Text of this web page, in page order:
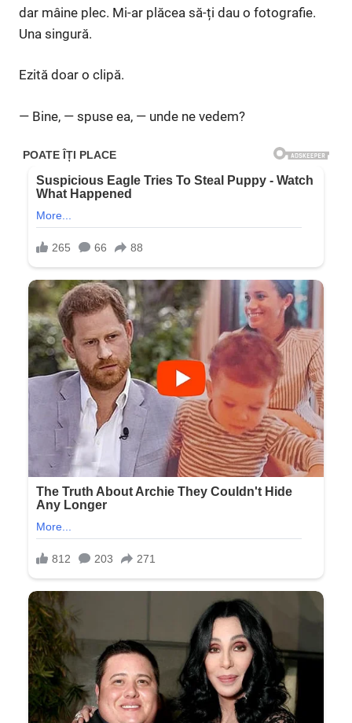
dar mâine plec. Mi-ar plăcea să-ți dau o fotografie.
Una singură.
Ezită doar o clipă.
— Bine, — spuse ea, — unde ne vedem?